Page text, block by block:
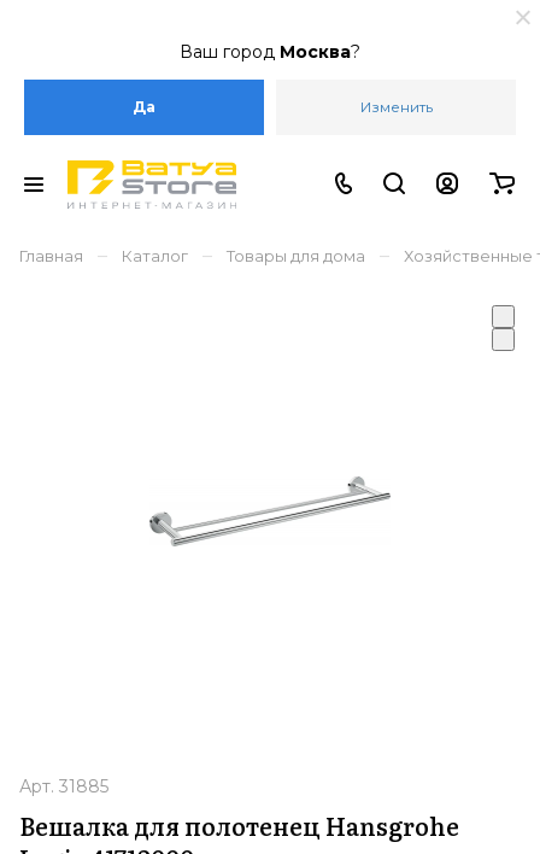
Ваш город Москва?
Да Изменить
Главная – Каталог – Товары для дома – Хозяйственные
Арт. 31885
Вешалка для полотенец Hansgrohe